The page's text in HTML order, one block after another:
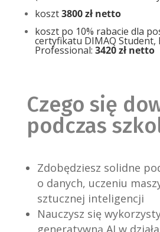
koszt3800 zł netto
koszt po 10% rabacie dla
certyfikatu DIMAQ Student,
Professional: 3420 zł netto
Czego się
podczas
Zdobędziesz solidne
o danych, uczeniu
sztucznej inteligencji
Nauczysz się
generatywną AI w